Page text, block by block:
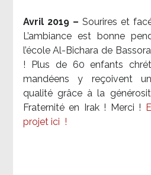
Avril 2019 – Sourires et
L’ambiance est bonne
l’école Al-Bichara de
! Plus de 60 enfants
mandéens y reçoivent
qualité grâce à la
Fraternité en Irak ! Merci !
projet ici !